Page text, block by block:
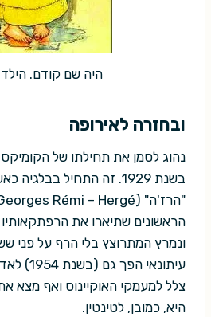
היה שם קודם.
ובחזרה לאירופה
נהוג לסמן את תחילתו של
בשנת 1929. זה התחיל
הראשונים שתיארו את הרפתקאותיו
ונמרץ המתרוצץ בלי הרף על פני
עיתונאי
צלל למעמקי האוקיינוס ואף מצא
היא, כמובן, לטינטין.